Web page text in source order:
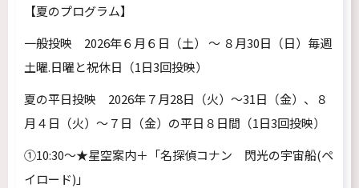
【夏のプログラム】
一般投映 2026年６月６日 （土） ～ ８月30日 （日） 毎週
土曜.日曜と祝休日（1日3回投映）
夏の平日投映 2026年７月28日（火）～31日（金）、８
月４日（火）～７日（金）の平日８日間（1日3回投映）
①10:30～★星空案内＋「名探偵コナン 閃光の宇宙船(ペ
イロード)」